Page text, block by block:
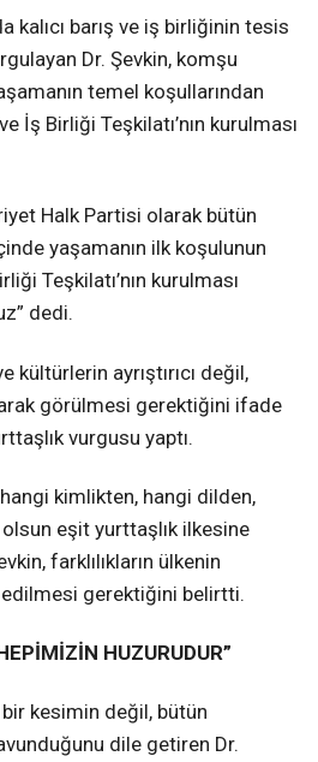
kalıcı barış ve iş birliğinin tesis
Dr. Şevkin, komşu
temel koşullarından
İş Birliği Teşkilatı’nın kurulması
Halk Partisi olarak bütün
yaşamanın ilk koşulunun
Teşkilatı’nın kurulması
dedi.
kültürlerin ayrıştırıcı değil,
görülmesi gerektiğini ifade
vurgusu yaptı.
kimlikten, hangi dilden,
eşit yurttaşlık ilkesine
farklılıkların ülkenin
gerektiğini belirtti.
HUZURUDUR”
bir kesimin değil, bütün
dile getiren Dr.